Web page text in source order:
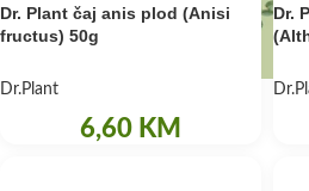
Dr. Plant čaj anis plod (Anisi
fructus) 50g
Dr.Plant
6,60 KM
Dr.